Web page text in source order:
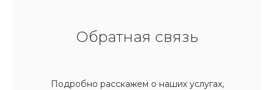
Обратная связь
Подробно расскажем о наших услугах,